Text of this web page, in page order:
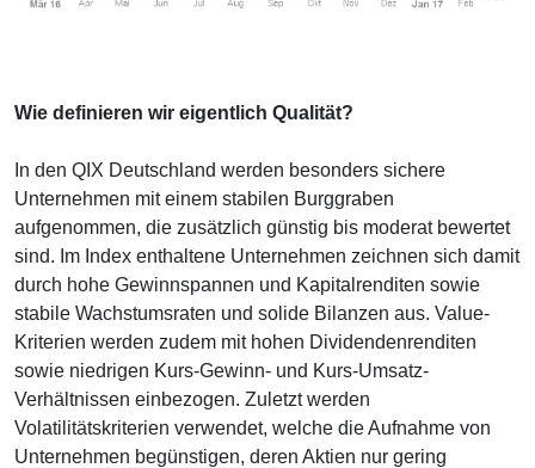
Wie definieren wir eigentlich Qualität?
In den QIX Deutschland werden besonders sichere
Unternehmen mit einem stabilen Burggraben
aufgenommen, die zusätzlich günstig bis moderat bewertet
sind. Im Index enthaltene Unternehmen zeichnen sich damit
durch hohe Gewinnspannen und Kapitalrenditen sowie
stabile Wachstumsraten und solide Bilanzen aus. Value-
Kriterien werden zudem mit hohen Dividendenrenditen
sowie niedrigen Kurs-Gewinn- und Kurs-Umsatz-
Verhältnissen einbezogen. Zuletzt werden
Volatilitätskriterien verwendet, welche die Aufnahme von
Unternehmen begünstigen, deren Aktien nur gering